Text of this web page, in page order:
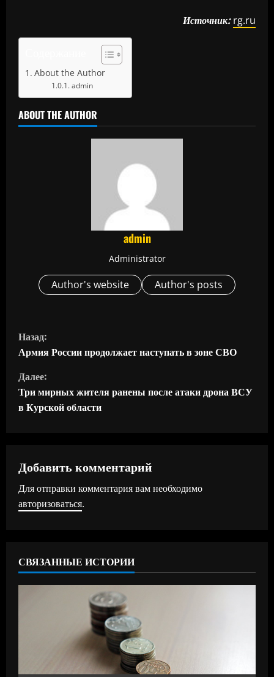
Источник: rg.ru
About the Author
admin
ABOUT THE AUTHOR
admin
Administrator
Author's website Author's posts
П
р
о
д
л
ж
и
ь
ч
Назад:
Армия России продолжает наступать в зоне СВО
Далее:
Три мирных жителя ранены после атаки дрона ВСУ
в Курской области
Добавить комментарий
Для отправки комментария вам необходимо
авторизоваться.
СВЯЗАННЫЕ ИСТОРИИ